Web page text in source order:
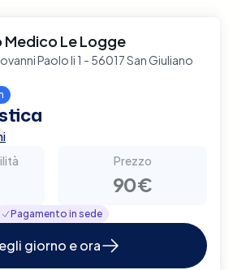
Medico Le Logge
Paolo Ii 1 - 56017 San Giuliano
Prezzo
90€
Pagamento in sede
giorno e ora